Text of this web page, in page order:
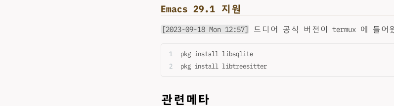
Emacs 29.1 지원
[2023-09-18 Mon 12:57] 드디어 공식 버전이 termux 에 들어
pkg install libsqlite
pkg install libtreesitter
관련메타